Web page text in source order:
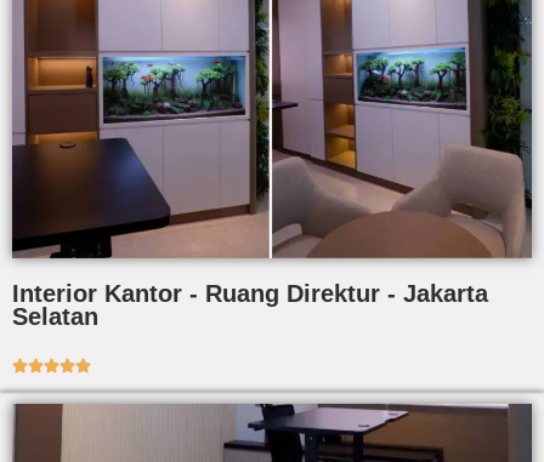
Interior Kantor - Ruang Direktur - Jakarta
Selatan
